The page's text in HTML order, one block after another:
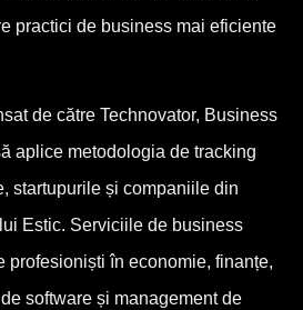
practici de business mai eficiente
de către Technovator, Business
aplice metodologia de tracking
startupurile și companiile din
Estic. Serviciile de business
profesioniști în economie, finanțe,
software și management de